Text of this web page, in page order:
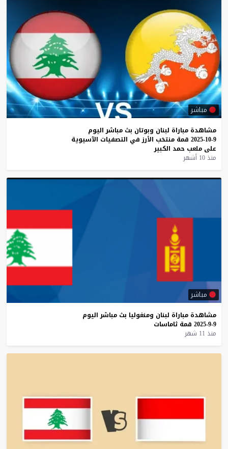
مباشر
مشاهدة مباراة لبنان وبوتان بث مباشر اليوم
9-10-2025
قمة منتخب الأرز في التصفيات الآسيوية
على ملعب حمد الكبير
منذ 10 أشهر
مباشر
مشاهدة مباراة لبنان ومنغوليا بث مباشر اليوم
9-9-2025
قمة ثاماسات
منذ 11 شهر